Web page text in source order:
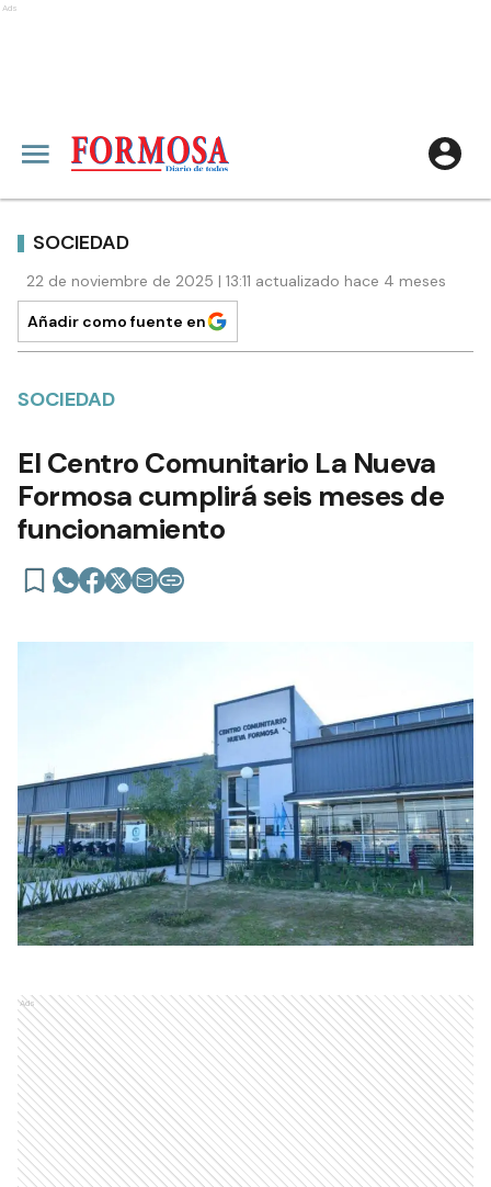
Ads
SOCIEDAD
22 de noviembre de 2025 | 13:11 actualizado hace 4 meses
Añadir como fuente en
SOCIEDAD
El Centro Comunitario La Nueva
Formosa cumplirá seis meses de
funcionamiento
Ads